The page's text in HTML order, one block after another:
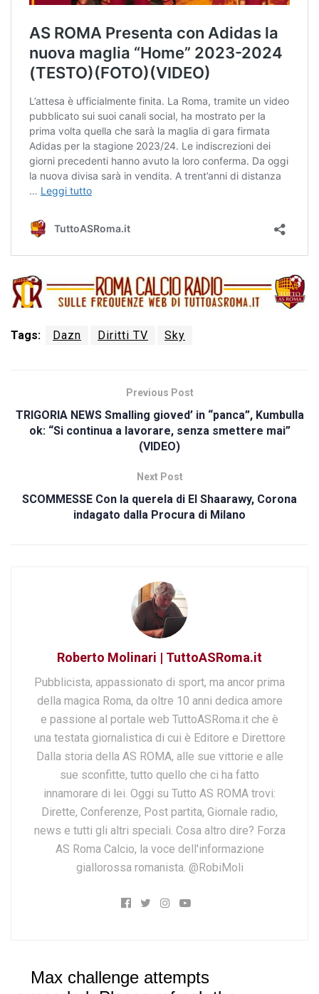
Tags: Dazn Diritti TV Sky
Previous Post
TRIGORIA NEWS Smalling gioved’ in “panca”, Kumbulla
ok: “Si continua a lavorare, senza smettere mai”
(VIDEO)
Next Post
SCOMMESSE Con la querela di El Shaarawy, Corona
indagato dalla Procura di Milano
Roberto Molinari | TuttoASRoma.it
Pubblicista, appassionato di sport, ma ancor prima
della magica Roma, da oltre 10 anni dedica amore
e passione al portale web TuttoASRoma.it che è
una testata giornalistica di cui è Editore e Direttore
Dalla storia della AS ROMA, alle sue vittorie e alle
sue sconfitte, tutto quello che ci ha fatto
innamorare di lei. Oggi su Tutto AS ROMA trovi:
Dirette, Conferenze, Post partita, Giornale radio,
news e tutti gli altri speciali. Cosa altro dire? Forza
AS Roma Calcio, la voce dell'informazione
giallorossa romanista. @RobiMoli